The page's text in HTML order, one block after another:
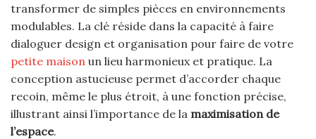
transformer de simples pièces en environnements
modulables. La clé réside dans la capacité à faire
dialoguer design et organisation pour faire de votre
petite maison un lieu harmonieux et pratique. La
conception astucieuse permet d’accorder chaque
recoin, même le plus étroit, à une fonction précise,
illustrant ainsi l’importance de la maximisation de
l’espace.